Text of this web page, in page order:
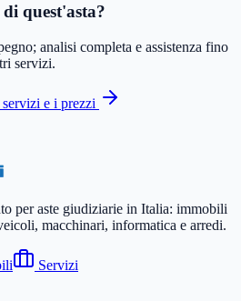
quest'asta?
analisi completa e assistenza fino
servizi.
e i prezzi
per aste giudiziarie in Italia: immobili
macchinari, informatica e arredi.
Servizi